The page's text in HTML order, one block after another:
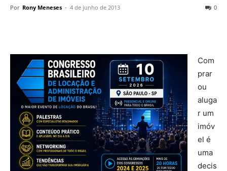
Por Rony Meneses - 4 de junho de 2013 0
Com
prar
ou
aluga
r um
imóv
el é
uma
decis